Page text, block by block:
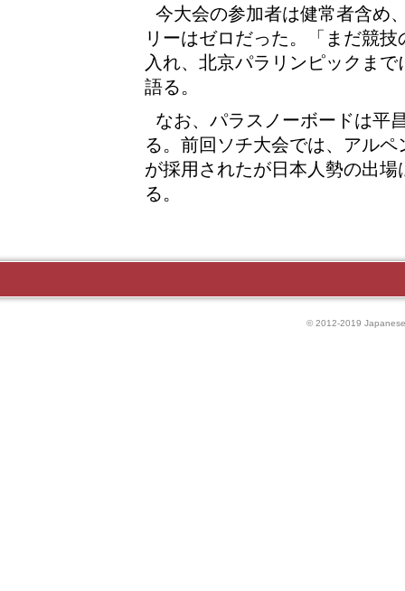
今大会の参加者は健常者含め
リーはゼロだった。「まだ競
入れ、北京パラリンピックま
語る。
なお、パラスノーボードは平
る。前回ソチ大会では、アル
が採用されたが日本人勢の出
る。
© 2012-2019